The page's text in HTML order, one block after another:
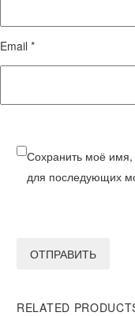
Email *
Сохранить моё имя,
для последующих
ОТПРАВИТЬ
RELATED